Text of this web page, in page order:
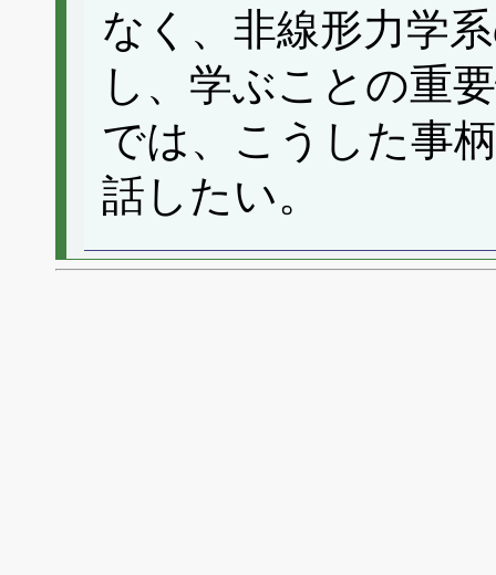
なく、非線形力学
し、学ぶことの重
では、こうした事
話したい。